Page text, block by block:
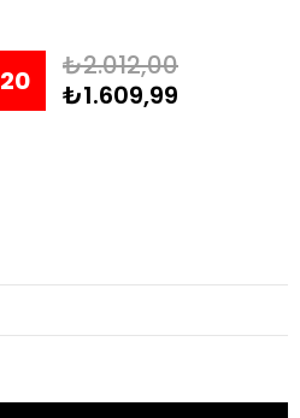
20
₺2.012,00
₺1.609,99